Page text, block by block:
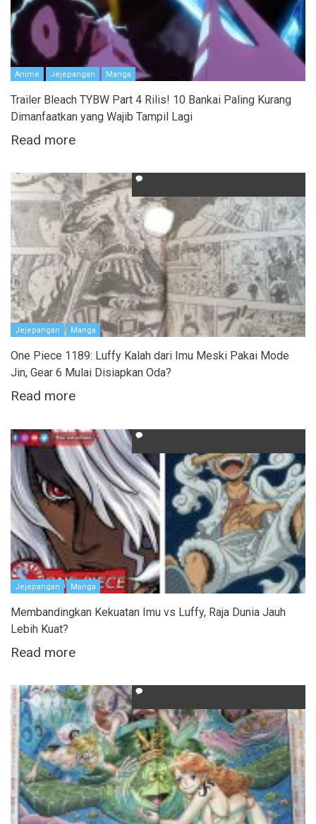
Anime Jejepangan Manga
Trailer Bleach TYBW Part 4 Rilis! 10 Bankai Paling Kurang
Dimanfaatkan yang Wajib Tampil Lagi
Read more
Jejepangan Manga
One Piece 1189: Luffy Kalah dari Imu Meski Pakai Mode
Jin, Gear 6 Mulai Disiapkan Oda?
Read more
Jejepangan Manga
Membandingkan Kekuatan Imu vs Luffy, Raja Dunia Jauh
Lebih Kuat?
Read more